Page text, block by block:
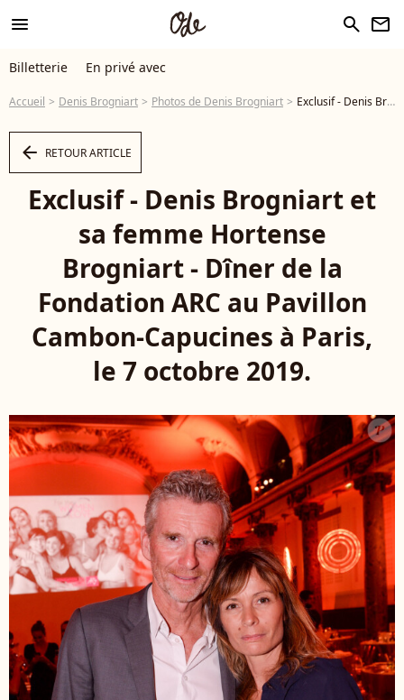
menu search newsletter
Billetterie En privé avec
Accueil Denis Brogniart Photos de Denis Brogniart Exclusif - Denis Brogniart et sa femme Hortense Brogniart - Dîner de la Fondation ARC au Pavillon Cambon-Capucines à Paris, le 7 octobre 2019. © Rachid Bellak / Bestimage - Photo
arrow_left RETOUR ARTICLE
Exclusif - Denis Brogniart et
sa femme Hortense
Brogniart - Dîner de la
Fondation ARC au Pavillon
Cambon-Capucines à Paris,
le 7 octobre 2019.